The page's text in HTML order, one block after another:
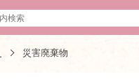
災害廃棄物